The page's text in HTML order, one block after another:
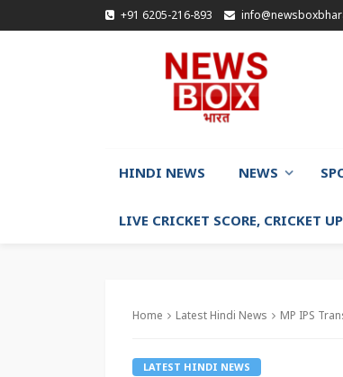
+91 6205-216-893
HINDI NEWS NEWS
LIVE CRICKET SCORE, CRICKET
Home Latest Hindi News MP IPS
LATEST HINDI NEWS